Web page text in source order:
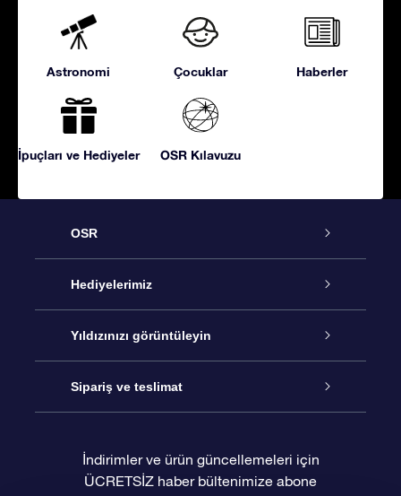
Astronomi Çocuklar Haberler
İpuçları ve Hediyeler OSR Kılavuzu
OSR
Hizmet
İletişim
Blogu
Değerlendirmeler
Hediyelerimiz
Çevrimiçi Yıldız Hediyesi
OSR Hediye Paketi
OSR Hediye Kartı
Yıldızınızı görüntüleyin
Star Register
Kişiselleştirilmiş Yıldız Sayfası
Sipariş ve teslimat
Ödeme bilgileri
İndirimler ve ürün güncellemeleri için
ÜCRETSİZ haber bültenimize abone